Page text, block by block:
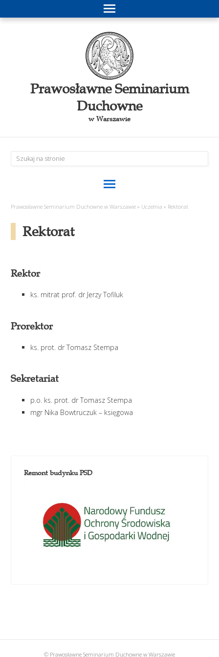
Prawosławne Seminarium
Duchowne
w Warszawie
Prawosławne Seminarium Duchowne w Warszawie » Uczelnia » Rektorat
Rektorat
Rektor
ks. mitrat prof. dr Jerzy Tofiluk
Prorektor
ks. prot. dr Tomasz Stempa
Sekretariat
p.o. ks. prot. dr Tomasz Stempa
mgr Nika Bowtruczuk – księgowa
Remont budynku PSD
© Prawosławne Seminarium Duchowne w Warszawie